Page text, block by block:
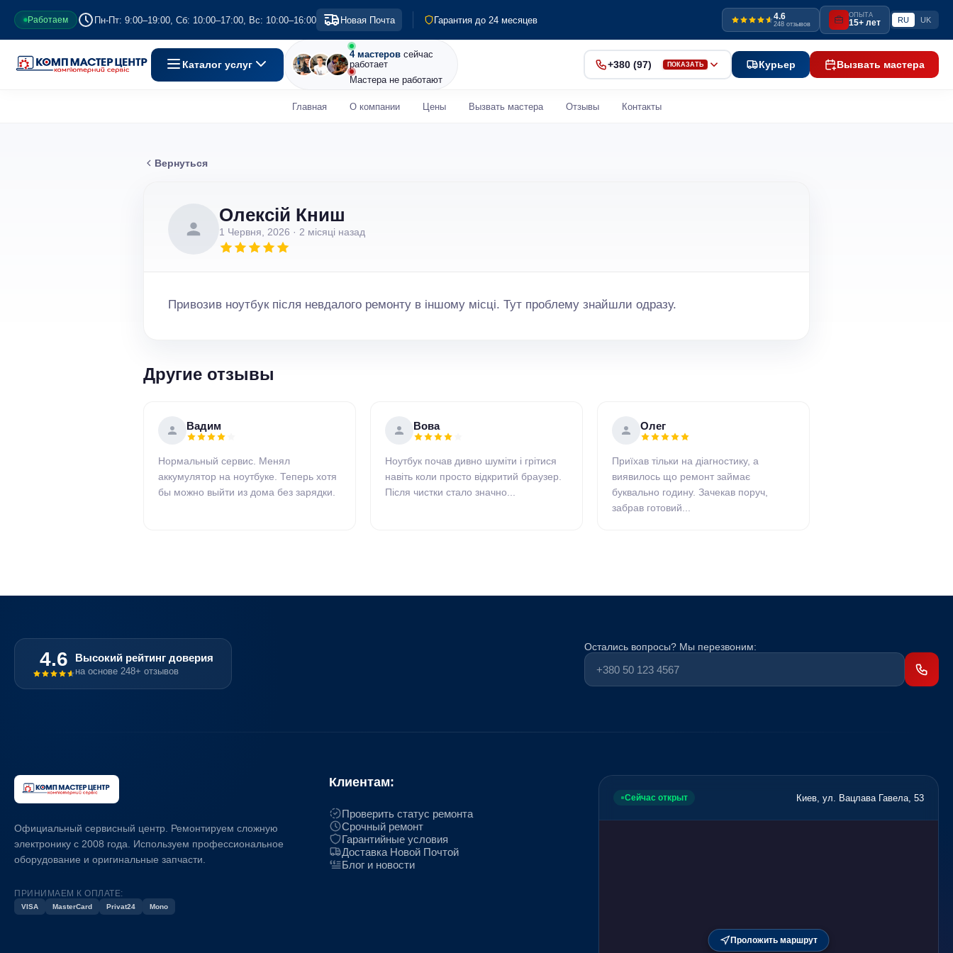
Работаем Пн-Пт: 9:00–19:00, Сб: 10:00–17:00, Вс: 10:00–16:00 Новая Почта
Гарантия до 24 месяцев
4.6
248 отзывов
ОПЫТА
15+ лет RU UK
Каталог услуг
4 мастеровсейчас
работает
Мастера не работают
+380 (97) ПОКАЗАТЬ Курьер Вызвать мастера
Главная О компании Цены Вызвать мастера Отзывы Контакты
Вернуться
Олексій Книш
1 Червня, 2026 · 2 місяці назад
Привозив ноутбук після невдалого ремонту в іншому місці. Тут проблему знайшли одразу.
Другие отзывы
Вадим
Нормальный сервис. Менял
аккумулятор на ноутбуке. Теперь хотя
бы можно выйти из дома без зарядки.
Вова
Ноутбук почав дивно шуміти і грітися
навіть коли просто відкритий браузер.
Після чистки стало значно...
Олег
Приїхав тільки на діагностику, а
виявилось що ремонт займає
буквально годину. Зачекав поруч,
забрав готовий...
4.6 Высокий рейтинг доверия
на основе 248+ отзывов
Остались вопросы? Мы перезвоним:
Официальный сервисный центр. Ремонтируем сложную
электронику с 2008 года. Используем профессиональное
оборудование и оригинальные запчасти.
ПРИНИМАЕМ К ОПЛАТЕ:
VISA MasterCard Privat24 Mono
Клиентам:
Проверить статус ремонта
Срочный ремонт
Гарантийные условия
Доставка Новой Почтой
Блог и новости
Сейчас открыт Киев, ул. Вацлава Гавела, 53
Проложить маршрут